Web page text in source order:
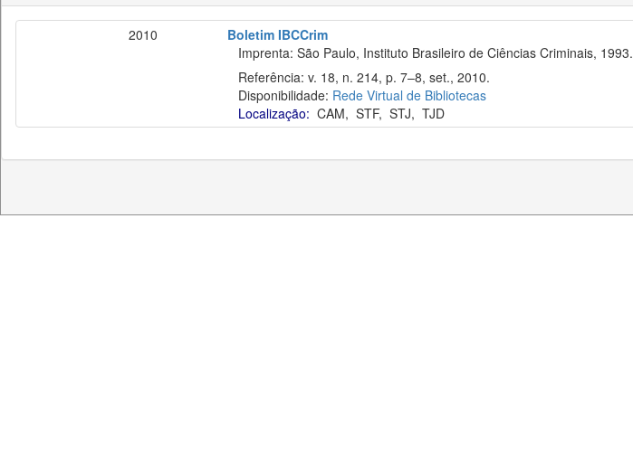
2010
Boletim IBCCrim
Imprenta: São Paulo, Instituto Brasileiro de Ciências Criminais, 1993.
Referência: v. 18, n. 214, p. 7–8, set., 2010.
Disponibilidade: Rede Virtual de Bibliotecas
Localização: CAM, STF, STJ, TJD